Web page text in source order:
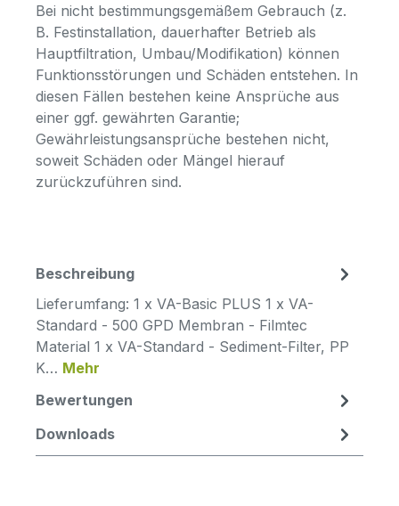
Bei nicht bestimmungsgemäßem Gebrauch (z.
B. Festinstallation, dauerhafter Betrieb als
Hauptfiltration, Umbau/Modifikation) können
Funktionsstörungen und Schäden entstehen. In
diesen Fällen bestehen keine Ansprüche aus
einer ggf. gewährten Garantie;
Gewährleistungsansprüche bestehen nicht,
soweit Schäden oder Mängel hierauf
zurückzuführen sind.
Beschreibung
Lieferumfang: 1 x VA-Basic PLUS 1 x VA-
Standard - 500 GPD Membran - Filmtec
Material 1 x VA-Standard - Sediment-Filter, PP
K… Mehr
Bewertungen
Downloads